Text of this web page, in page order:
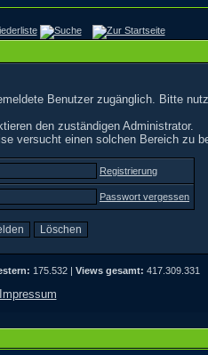
Benutzer zugänglich. Bitte
den zuständigen Administrator.
versucht einen solchen Bereich zu
Registrierung
Passwort vergessen
175.532 | Views gesamt: 417.309.331
Impressum